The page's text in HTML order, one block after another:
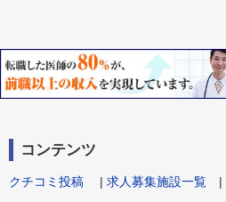
コンテンツ
クチコミ投稿 | 求人募集施設一覧 |